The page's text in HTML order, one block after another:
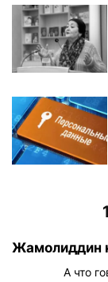
Жамолиддин
А что